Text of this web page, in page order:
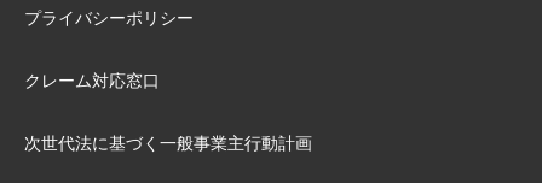
プライバシーポリシー
クレーム対応窓口
次世代法に基づく⼀般事業主⾏動計画